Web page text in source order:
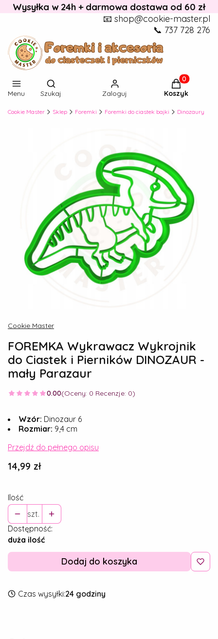
Wysyłka w 24h + darmowa dostawa od 60 zł
📧 shop@cookie-master.pl
📞 737 728 276
Menu
Otwórz wyszukiwarkę
Szukaj Zaloguj
Produkty w
Koszyk
Cookie Master Sklep Foremki Foremki do ciastek bajki Dinozaury
Cookie Master
FOREMKA Wykrawacz Wykrojnik
do Ciastek i Pierników DINOZAUR -
mały Parazaur
0.00(Oceny: 0 Recenzje: 0)
Wzór: Dinozaur 6
Rozmiar: 9,4 cm
Przejdź do pełnego opisu
Cena
14,99 zł
Ilość
szt.
Dostępność:
duża ilość
Dodaj do koszyka
Czas wysyłki:24 godziny